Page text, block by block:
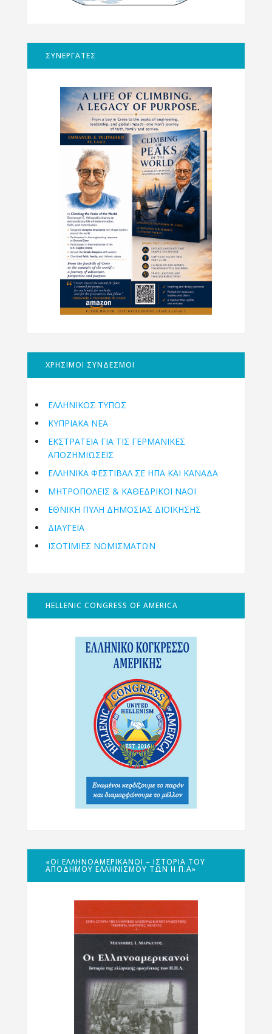
ΣΥΝΕΡΓΑΤΕΣ
ΧΡΗΣΙΜΟΙ ΣΥΝΔΕΣΜΟΙ
ΕΛΛΗΝΙΚΟΣ ΤΥΠΟΣ
ΚΥΠΡΙΑΚΑ ΝΕΑ
ΕΚΣΤΡΑΤΕΙΑ ΓΙΑ ΤΙΣ ΓΕΡΜΑΝΙΚΕΣ
ΑΠΟΖΗΜΙΩΣΕΙΣ
ΕΛΛΗΝΙΚΆ ΦΕΣΤΙΒΆΛ ΣΕ ΗΠΑ ΚΑΙ ΚΑΝΑΔΑ
ΜΗΤΡΟΠΌΛΕΙΣ & ΚΑΘΕΔΡΙΚΟΊ ΝΑΟΊ
ΕΘΝΙΚΉ ΠΎΛΗ ΔΗΜΌΣΙΑΣ ΔΙΟΊΚΗΣΗΣ
ΔΙΑΥΓΕΙΑ
ΙΣΟΤΙΜΙΕΣ ΝΟΜΙΣΜΑΤΩΝ
HELLENIC CONGRESS OF AMERICA
«ΟΙ ΕΛΛΗΝΟΑΜΕΡΙΚΑΝΟΊ – ΙΣΤΟΡΊΑ ΤΟΥ
ΑΠΌΔΗΜΟΥ ΕΛΛΗΝΙΣΜΟΎ ΤΩΝ Η.Π.Α»